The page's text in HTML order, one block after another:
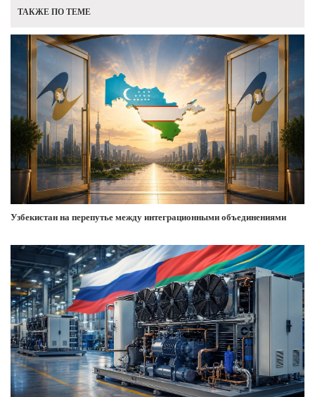
ТАКЖЕ ПО ТЕМЕ
Узбекистан на перепутье между интеграционными объединениями